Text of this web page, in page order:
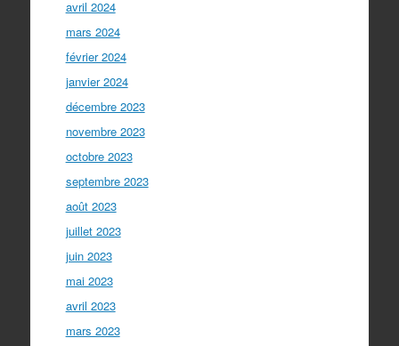
avril 2024
mars 2024
février 2024
janvier 2024
décembre 2023
novembre 2023
octobre 2023
septembre 2023
août 2023
juillet 2023
juin 2023
mai 2023
avril 2023
mars 2023